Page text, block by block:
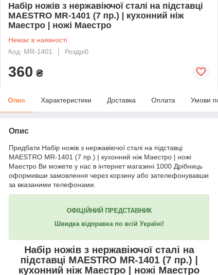
Набір ножів з нержавіючої сталі на підставці
MAESTRO MR-1401 (7 пр.) | кухонний ніж
Маестро | ножі Маестро
Немає в наявності
Код: MR-1401
Роздріб
360 ₴
Опис Характеристики Доставка Оплата Умови
Опис
Придбати Набір ножів з нержавіючої сталі на підставці
MAESTRO MR-1401 (7 пр.) | кухонний ніж Маестро | ножі
Маестро Ви можете у нас в інтернет магазині 1000 Дрібниць
оформивши замовлення через корзину або зателефонувавши
за вказаними телефонами.
ОФІЦІЙНИЙ ПРЕДСТАВНИК
Швидка відправка по всій Україні!
Набір ножів з нержавіючої сталі на
підставці MAESTRO MR-1401(7 пр.) |
кухонний ніж Маестро | ножі Маестро